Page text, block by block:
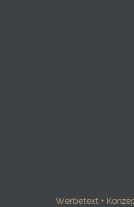
Werbetext •